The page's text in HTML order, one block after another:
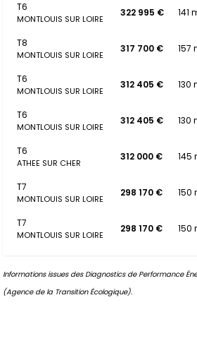
T6
MONTLOUIS SUR LOIRE
322 995 € 141
T8
MONTLOUIS SUR LOIRE
317 700 € 157
T6
MONTLOUIS SUR LOIRE
312 405 € 130
T6
MONTLOUIS SUR LOIRE
312 405 € 130
T6
ATHEE SUR CHER
312 000 € 145
T7
MONTLOUIS SUR LOIRE
298 170 € 150
T7
MONTLOUIS SUR LOIRE
298 170 € 150
Informations issues des Diagnostics de Performance
(Agence de la Transition Écologique).